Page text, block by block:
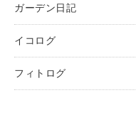
ガーデン日記
イコログ
フィトログ